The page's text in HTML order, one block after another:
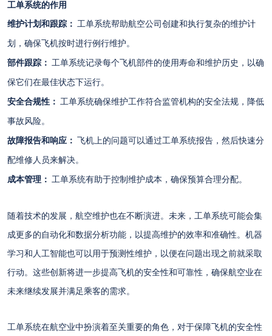
工单系统的作用
维护计划和跟踪： 工单系统帮助航空公司创建和执行复杂的维护计
划，确保飞机按时进行例行维护。
部件跟踪： 工单系统记录每个飞机部件的使用寿命和维护历史，以确
保它们在最佳状态下运行。
安全合规性： 工单系统确保维护工作符合监管机构的安全法规，降低
事故风险。
故障报告和响应： 飞机上的问题可以通过工单系统报告，然后快速分
配维修人员来解决。
成本管理： 工单系统有助于控制维护成本，确保预算合理分配。
随着技术的发展，航空维护也在不断演进。未来，工单系统可能会集
成更多的自动化和数据分析功能，以提高维护的效率和准确性。机器
学习和人工智能也可以用于预测性维护，以便在问题出现之前就采取
行动。这些创新将进一步提高飞机的安全性和可靠性，确保航空业在
未来继续发展并满足乘客的需求。
工单系统在航空业中扮演着至关重要的角色，对于保障飞机的安全性